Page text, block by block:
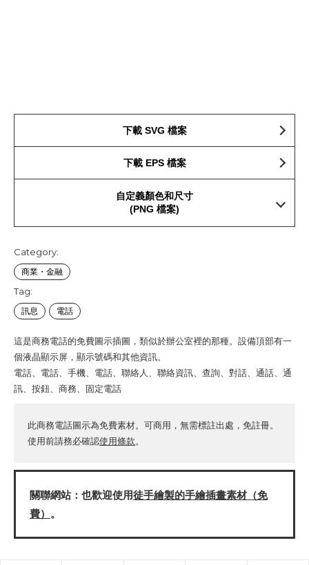
下載 SVG 檔案
下載 EPS 檔案
自定義顏色和尺寸
(PNG 檔案)
Category:
商業・金融
Tag:
訊息 電話
這是商務電話的免費圖示插圖，類似於辦公室裡的那種。設備頂部有一
個液晶顯示屏，顯示號碼和其他資訊。
電話、電話、手機、電話、聯絡人、聯絡資訊、查詢、對話、通話、通
訊、按鈕、商務、固定電話
此商務電話圖示為免費素材。可商用，無需標註出處，免註冊。
使用前請務必確認使用條款。
關聯網站：也歡迎使用徒手繪製的手繪插畫素材（免
費） 。